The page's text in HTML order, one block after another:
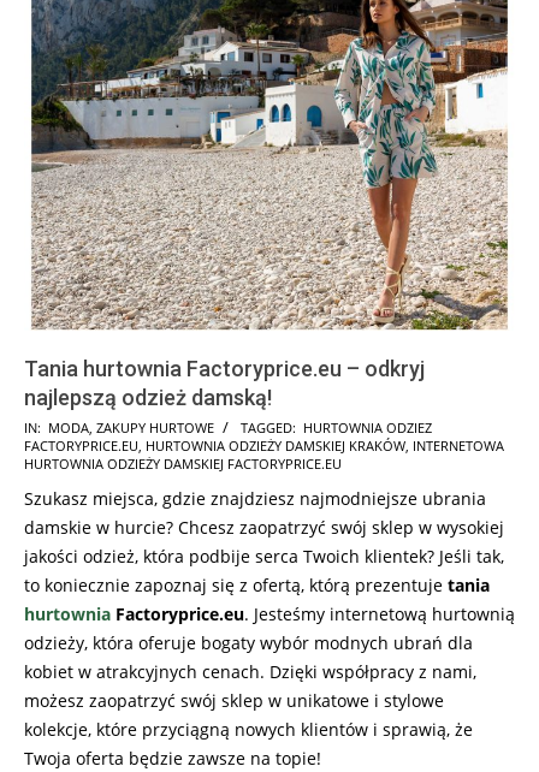
Tania hurtownia Factoryprice.eu – odkryj
najlepszą odzież damską!
2023-
07-
IN: MODA ZAKUPY HURTOWE TAGGED: HURTOWNIA ODZIEZ
FACTORYPRICE.EU HURTOWNIA ODZIEŻY DAMSKIEJ KRAKÓW INTERNETOWA
HURTOWNIA ODZIEŻY DAMSKIEJ FACTORYPRICE.EU
Szukasz miejsca, gdzie znajdziesz najmodniejsze ubrania
damskie w hurcie? Chcesz zaopatrzyć swój sklep w wysokiej
jakości odzież, która podbije serca Twoich klientek? Jeśli tak,
to koniecznie zapoznaj się z ofertą, którą prezentuje tania
hurtownia Factoryprice.eu. Jesteśmy internetową hurtownią
odzieży, która oferuje bogaty wybór modnych ubrań dla
kobiet w atrakcyjnych cenach. Dzięki współpracy z nami,
możesz zaopatrzyć swój sklep w unikatowe i stylowe
kolekcje, które przyciągną nowych klientów i sprawią, że
Twoja oferta będzie zawsze na topie!